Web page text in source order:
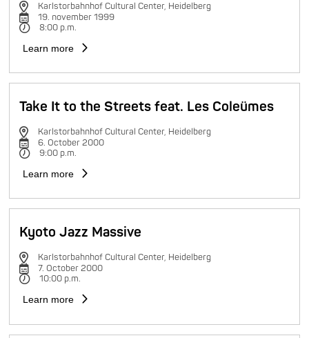
Karlstorbahnhof Cultural Center, Heidelberg
19. november 1999
8:00 p.m.
Learn more
Take It to the Streets feat. Les Coleümes
Karlstorbahnhof Cultural Center, Heidelberg
6. October 2000
9:00 p.m.
Learn more
Kyoto Jazz Massive
Karlstorbahnhof Cultural Center, Heidelberg
7. October 2000
10:00 p.m.
Learn more